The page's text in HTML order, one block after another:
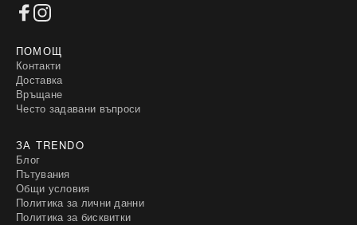
ПОМОЩ
Контакти
Доставка
Връщане
Често задавани въпроси
ЗА TRENDO
Блог
Пътувания
Общи условия
Политика за лични данни
Политика за бисквитки